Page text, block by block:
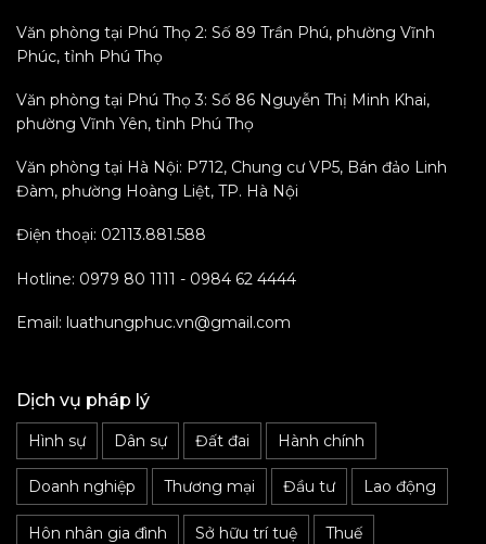
Văn phòng tại Phú Thọ 2: Số 89 Trần Phú, phường Vĩnh
Phúc, tỉnh Phú Thọ
Văn phòng tại Phú Thọ 3: Số 86 Nguyễn Thị Minh Khai,
phường Vĩnh Yên, tỉnh Phú Thọ
Văn phòng tại Hà Nội: P712, Chung cư VP5, Bán đảo Linh
Đàm, phường Hoàng Liệt, TP. Hà Nội
Điện thoại: 02113.881.588
Hotline: 0979 80 1111 - 0984 62 4444
Email: luathungphuc.vn@gmail.com
Dịch vụ pháp lý
Hình sự Dân sự Đất đai Hành chính
Doanh nghiệp Thương mại Đầu tư Lao động
Hôn nhân gia đình Sở hữu trí tuệ Thuế